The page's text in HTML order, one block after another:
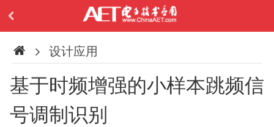
设计应用
基于时频增强的小样本跳频信
号调制识别